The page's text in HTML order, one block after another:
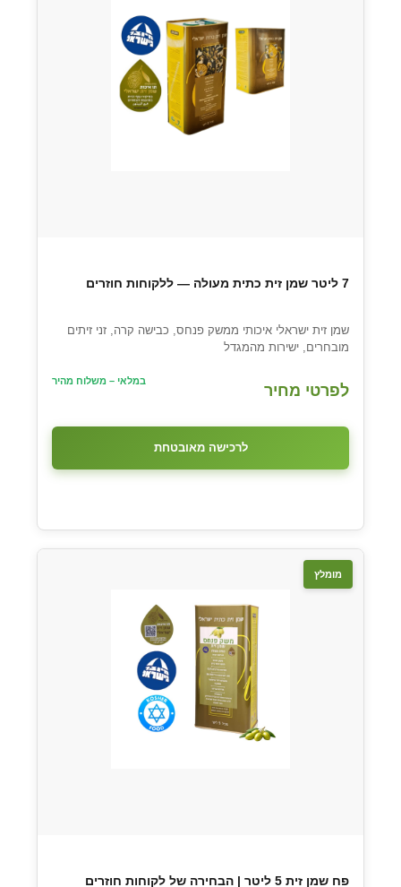
7 ליטר שמן זית כתית מעולה — ללקוחות חוזרים
שמן זית ישראלי איכותי ממשק פנחס, כבישה קרה, זני זיתים
מובחרים, ישירות מהמגדל
לפרטי מחיר
במלאי – משלוח מהיר
לרכישה מאובטחת
מומלץ
פח שמן זית 5 ליטר | הבחירה של לקוחות חוזרים